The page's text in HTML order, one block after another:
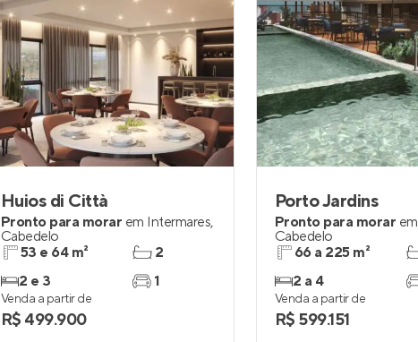
Huios di Città
Pronto para morar em Intermares,
Cabedelo
53 e 64 m²
2 e 3
2
1
Venda a partir de
R$ 499.900
Porto Jardins
Pronto para morar em
Cabedelo
66 a 225 m²
2 a 4
Venda a partir de
R$ 599.151